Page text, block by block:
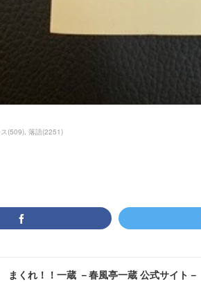
(509) 落語(2251)
まくれ！！一蔵 －春風亭一蔵 公式サイト－